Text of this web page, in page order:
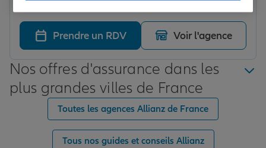
Merci au conseiller qui m a guidé dans mes démarches
avec efficacité et gentillesse..Le remboursement de mes
factures a été tres rapide...encore merci a ALLIANZ
Prendre un RDV Voir l'agence
Nos offres d'assurance dans les
plus grandes villes de France
Toutes les agences Allianz de France
Tous nos guides et conseils Allianz